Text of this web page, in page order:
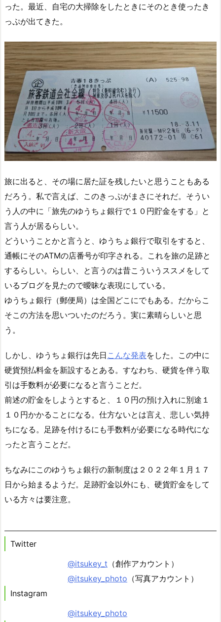
った。最近、自宅の大掃除をしたときにそのとき使ったき
っぷが出てきた。
旅に出ると、その場に居た証を残したいと思うこともある
だろう。私で言えば、このきっぷがまさにそれだ。そうい
う人の中に「旅先のゆうちょ銀行で１０円貯金をする」と
言う人が居るらしい。
どういうことかと言うと、ゆうちょ銀行で取引をすると、
通帳にそのATMの店番号が印字される。これを旅の足跡と
するらしい。らしい、と言うのは昔こういうススメをして
いるブログを見たので曖昧な表現にしている。
ゆうちょ銀行（郵便局）は全国どこにでもある。だからこ
そこの方法を思いついたのだろう。実に素晴らしいと思
う。
しかし、ゆうちょ銀行は先日 こんな発表をした。この中に
硬貨預払料金を新設するとある。すなわち、硬貨を伴う取
引は手数料が必要になると言うことだ。
前述の貯金をしようとすると、１０円の預け入れに別途１
１０円かかることになる。仕方ないとは言え、悲しい気持
ちになる。足跡を付けるにも手数料が必要になる時代にな
ったと言うことだ。
ちなみにこのゆうちょ銀行の新制度は２０２２年１月１７
日から始まるようだ。足跡貯金以外にも、硬貨貯金をして
いる方々は要注意。
Twitter
@itsukey_t （創作アカウント）
@itsukey_photo （写真アカウント）
Instagram
@itsukey_photo